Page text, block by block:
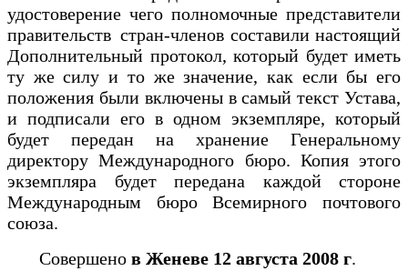
удостоверение чего полномочные представители
правительств стран-членов составили настоящий
Дополнительный протокол, который будет иметь
ту же силу и то же значение, как если бы его
положения были включены в самый текст Устава,
и подписали его в одном экземпляре, который
будет передан на хранение Генеральному
директору Международного бюро. Копия этого
экземпляра будет передана каждой стороне
Международным бюро Всемирного почтового
союза.
Совершено в Женеве 12 августа 2008 г.